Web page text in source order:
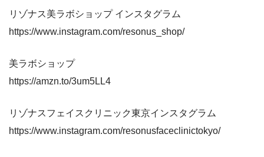
リゾナス美ラボショップ インスタグラム
https://www.instagram.com/resonus_shop/
美ラボショップ
https://amzn.to/3um5LL4
リゾナスフェイスクリニック東京インスタグラム
https://www.instagram.com/resonusfaceclinictokyo/